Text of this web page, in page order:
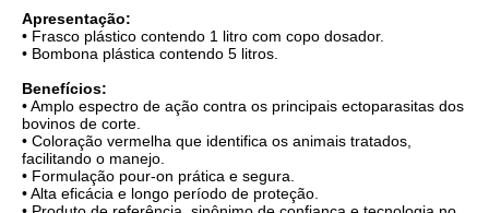
Apresentação:
• Frasco plástico contendo 1 litro com copo dosador.
• Bombona plástica contendo 5 litros.
Benefícios:
• Amplo espectro de ação contra os principais ectoparasitas dos
bovinos de corte.
• Coloração vermelha que identifica os animais tratados,
facilitando o manejo.
• Formulação pour-on prática e segura.
• Alta eficácia e longo período de proteção.